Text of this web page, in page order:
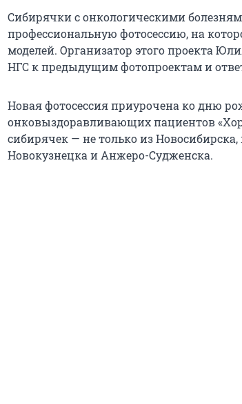
Сибирячки с онкологическими
профессиональную фотосессию, на
моделей. Организатор этого проекта
НГС к предыдущим фотопроектам и
Новая фотосессия приурочена ко дню
онковыздоравливающих пациентов
сибирячек — не только из
Новокузнецка и Анжеро-Судженска.